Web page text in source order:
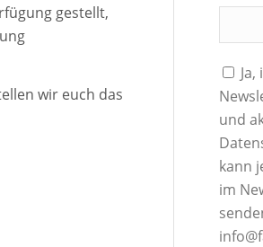
gestellt,
wir euch das
und
kann
im